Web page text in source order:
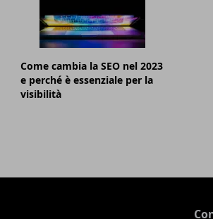
Come cambia la SEO nel 2023
e perché è essenziale per la
visibilità